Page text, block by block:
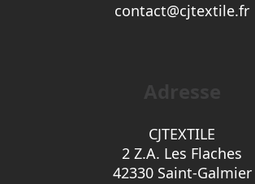
contact@cjtextile.fr
CJTEXTILE
2 Z.A. Les Flaches
42330 Saint-Galmier